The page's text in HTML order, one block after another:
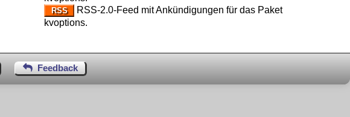
RSS
RSS-2.0-Feed mit Ankündigungen für das Paket
kvoptions.
Feedback